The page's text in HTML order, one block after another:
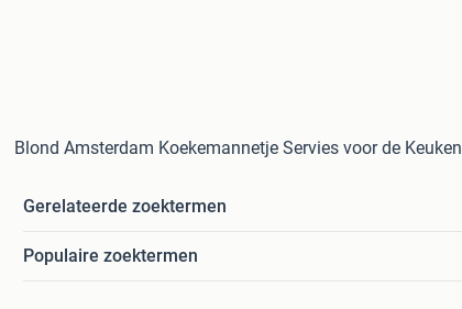
Blond Amsterdam Koekemannetje Servies voor de Keuken
Gerelateerde zoektermen
Populaire zoektermen